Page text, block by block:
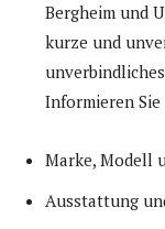
Bergheim und
kurze und
Informieren
Marke, Modell
Ausstattung